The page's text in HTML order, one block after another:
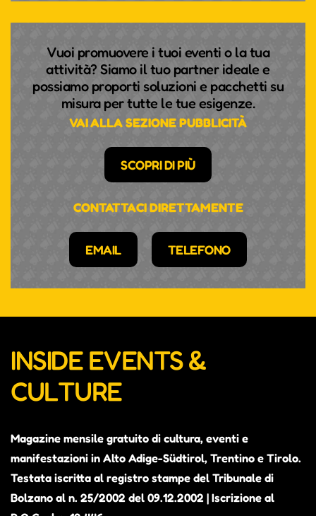
eines: extrem leidenschaftlich in allem, was sie tut.
Die Südtiroler Klarinettistin hat geschafft, was vor
ihr noch keiner Frau gelungen ist, nämlich ins
Klarinettenregister der Wiener Philharmoniker
gerade ihren Kindheitstraum vom Dirigieren und
spielt auch noch Fußball.
ALEX THE JUDGE, PRIMO
Vuoi promuovere i tuoi eventi o la tua
attività? Siamo il tuo partner ideale e
possiamo proporti soluzioni e pacchetti su
misura per tutte le tue esigenze.
VAI ALLA SEZIONE PUBBLICITÀ
SCOPRI DI PIÙ
CONTATTACI DIRETTAMENTE
EMAIL TELEFONO
INSIDE EVENTS &
CULTURE
Magazine mensile gratuito di cultura, eventi e
manifestazioni in Alto Adige-Südtirol, Trentino e Tirolo.
Testata iscritta al registro stampe del Tribunale di
Bolzano al n. 25/2002 del 09.12.2002 | Iscrizione al